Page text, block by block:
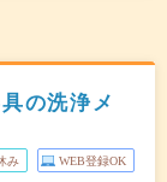
の洗浄メ
み WEB登録OK